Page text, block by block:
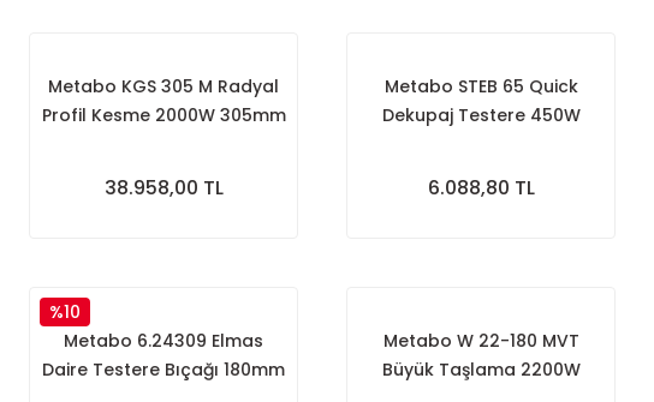
Metabo KGS 305 M Radyal
Profil Kesme 2000W 305mm
38.958,00 TL
Metabo STEB 65 Quick
Dekupaj Testere 450W
6.088,80 TL
%10
Metabo 6.24309 Elmas
Daire Testere Bıçağı 180mm
Metabo W 22-180 MVT
Büyük Taşlama 2200W